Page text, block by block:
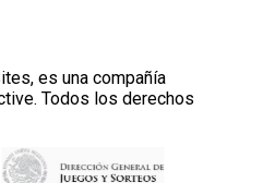
es una compañía
Todos los derechos